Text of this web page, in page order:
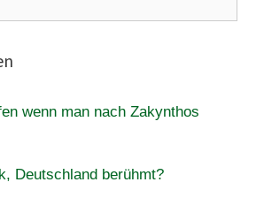
wenn man nach Zakynthos
Deutschland berühmt?